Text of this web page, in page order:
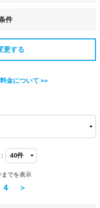
件
更する
金について >>
までを表示
4 ＞